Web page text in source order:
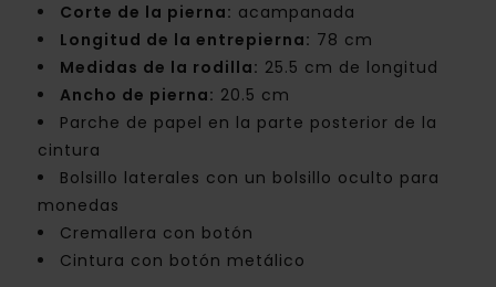
Corte de la pierna: acampanada
Longitud de la entrepierna: 78 cm
Medidas de la rodilla: 25.5 cm de longitud
Ancho de pierna: 20.5 cm
Parche de papel en la parte posterior de la
cintura
Bolsillo laterales con un bolsillo oculto para
monedas
Cremallera con botón
Cintura con botón metálico